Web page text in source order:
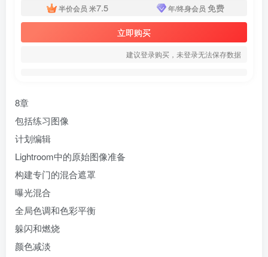
半价会员 米7.5 年/终身会员 免费
立即购买
建议登录购买，未登录无法保存数据
8章
包括练习图像
计划编辑
Lightroom中的原始图像准备
构建专门的混合遮罩
曝光混合
全局色调和色彩平衡
躲闪和燃烧
颜色减淡